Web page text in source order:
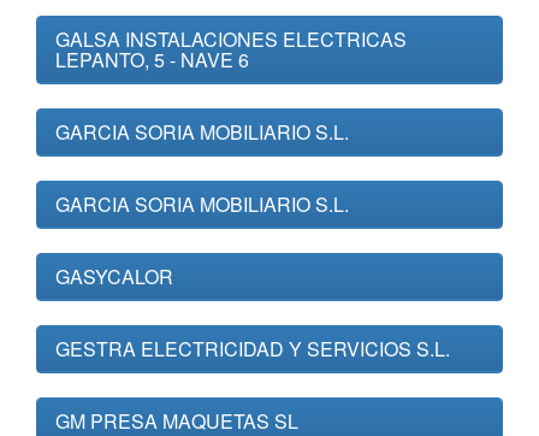
GALSA INSTALACIONES ELECTRICAS
LEPANTO, 5 - NAVE 6
GARCIA SORIA MOBILIARIO S.L.
GARCIA SORIA MOBILIARIO S.L.
GASYCALOR
GESTRA ELECTRICIDAD Y SERVICIOS S.L.
GM PRESA MAQUETAS SL